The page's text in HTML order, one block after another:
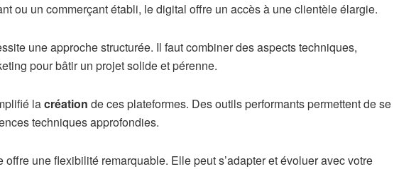
ou un commerçant établi, le digital offre un accès à une clientèle élargie.
une approche structurée. Il faut combiner des aspects techniques,
pour bâtir un projet solide et pérenne.
lacréation de ces plateformes. Des outils performants permettent de se
techniques approfondies.
offre une flexibilité remarquable. Elle peut s’adapter et évoluer avec votre